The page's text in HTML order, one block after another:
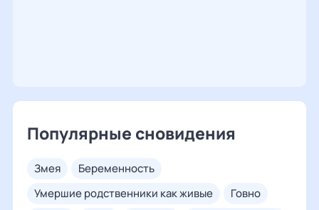
Популярные сновидения
змея
беременность
умершие родственники как живые
говно